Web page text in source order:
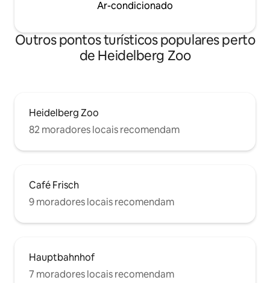
Ar-condicionado
Outros pontos turísticos populares perto
de Heidelberg Zoo
Heidelberg Zoo
82 moradores locais recomendam
Café Frisch
9 moradores locais recomendam
Hauptbahnhof
7 moradores locais recomendam